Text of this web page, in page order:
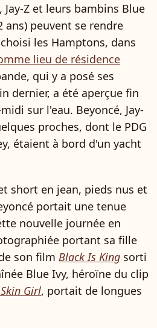
Jay-Z et leurs bambins Blue
ans) peuvent se rendre
les Hamptons, dans
lieu de résidence
qui y a posé ses
dernier, a été aperçue fin
sur l'eau. Beyoncé, Jay-
proches, dont le PDG
étaient à bord d'un yacht
short en jean, pieds nus et
portait une tenue
nouvelle journée en
portant sa fille
son film Black Is King sorti
Blue Ivy, héroïne du clip
Girl, portait de longues